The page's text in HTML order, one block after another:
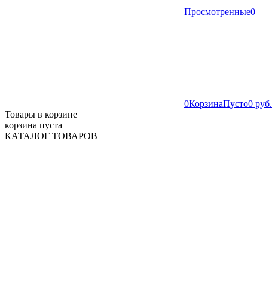
Просмотренные0
0КорзинаПусто0 руб.
Товары в корзине
корзина пуста
КАТАЛОГ ТОВАРОВ